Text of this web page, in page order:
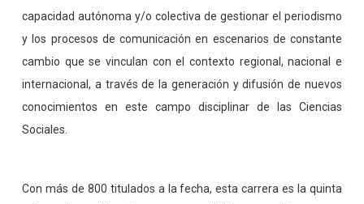
capacidad autónoma y/o colectiva de gestionar el periodismo
y los procesos de comunicación en escenarios de constante
cambio que se vinculan con el contexto regional, nacional e
internacional, a través de la generación y difusión de nuevos
conocimientos en este campo disciplinar de las Ciencias
Sociales.
Con más de 800 titulados a la fecha, esta carrera es la quinta